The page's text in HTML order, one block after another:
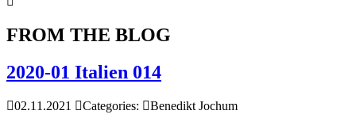
FROM THE BLOG
2020-01 Italien 014
02.11.2021 Categories: Benedikt Jochum